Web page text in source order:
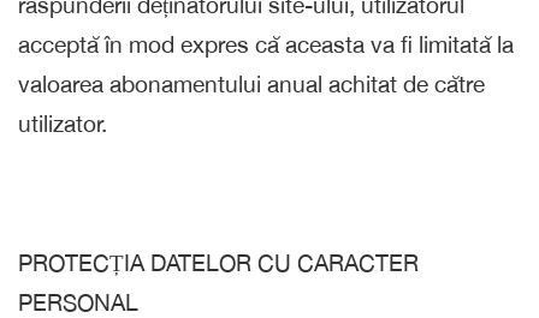
acceptă în mod expres că aceasta va fi limitată la
valoarea abonamentului anual achitat de către
utilizator.
PROTECȚIA DATELOR CU CARACTER
PERSONAL